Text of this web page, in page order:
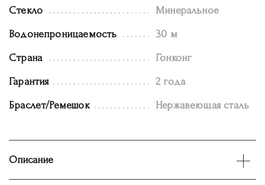
Стекло Минеральное
Водонепроницаемость 30 м
Страна Гонконг
Гарантия 2 года
Браслет/Ремешок Нержавеющая сталь
Описание